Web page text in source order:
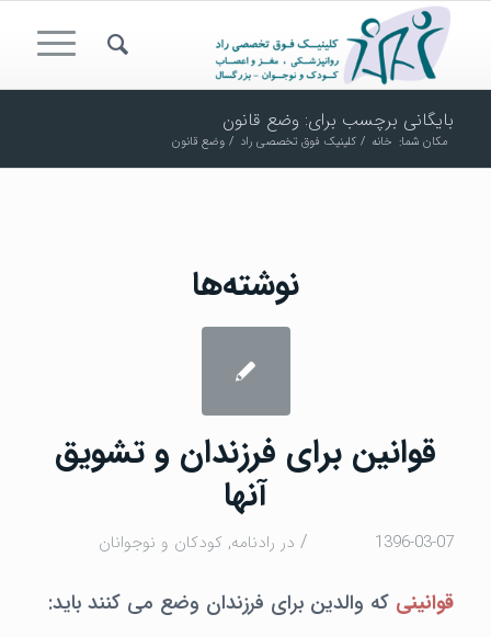
بایگانی برچسب برای: وضع قانون
مکان شما: خانه / کلینیک فوق تخصصی راد / وضع قانون
نوشته‌ها
قوانین برای فرزندان و تشویق
آنها
1396-03-07
/ در رادنامه, كودكان و نوجوانان
قوانینی که والدین برای فرزندان وضع می کنند باید: